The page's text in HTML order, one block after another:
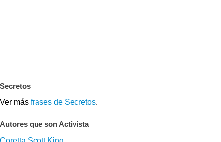
Secretos
Ver más frases de Secretos.
Autores que son Activista
Coretta Scott King